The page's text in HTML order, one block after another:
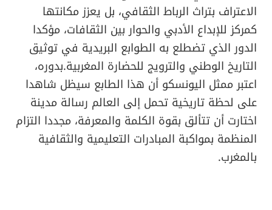
الاعتراف بتراث الرباط الثقافي، بل يعزز مكانتها
كمركز للإبداع الأدبي والحوار بين الثقافات، مؤكدا
الدور الذي تضطلع به الطوابع البريدية في توثيق
التاريخ الوطني والترويج للحضارة المغربية.بدوره،
اعتبر ممثل اليونسكو أن هذا الطابع سيظل شاهدا
على لحظة تاريخية تحمل إلى العالم رسالة مدينة
اختارت أن تتألق بقوة الكلمة والمعرفة، مجددا التزام
المنظمة بمواكبة المبادرات التعليمية والثقافية
بالمغرب.